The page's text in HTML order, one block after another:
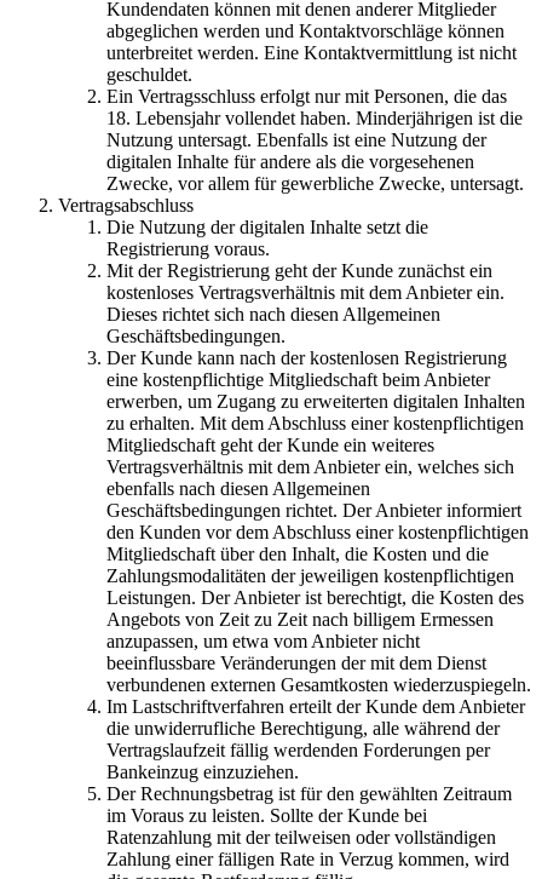
Kundendaten können mit denen anderer Mitglieder
abgeglichen werden und Kontaktvorschläge können
unterbreitet werden. Eine Kontaktvermittlung ist nicht
geschuldet.
Ein Vertragsschluss erfolgt nur mit Personen, die das
18. Lebensjahr vollendet haben. Minderjährigen ist die
Nutzung untersagt. Ebenfalls ist eine Nutzung der
digitalen Inhalte für andere als die vorgesehenen
Zwecke, vor allem für gewerbliche Zwecke, untersagt.
Vertragsabschluss
Die Nutzung der digitalen Inhalte setzt die
Registrierung voraus.
Mit der Registrierung geht der Kunde zunächst ein
kostenloses Vertragsverhältnis mit dem Anbieter ein.
Dieses richtet sich nach diesen Allgemeinen
Geschäftsbedingungen.
Der Kunde kann nach der kostenlosen Registrierung
eine kostenpflichtige Mitgliedschaft beim Anbieter
erwerben, um Zugang zu erweiterten digitalen Inhalten
zu erhalten. Mit dem Abschluss einer kostenpflichtigen
Mitgliedschaft geht der Kunde ein weiteres
Vertragsverhältnis mit dem Anbieter ein, welches sich
ebenfalls nach diesen Allgemeinen
Geschäftsbedingungen richtet. Der Anbieter informiert
den Kunden vor dem Abschluss einer kostenpflichtigen
Mitgliedschaft über den Inhalt, die Kosten und die
Zahlungsmodalitäten der jeweiligen kostenpflichtigen
Leistungen. Der Anbieter ist berechtigt, die Kosten des
Angebots von Zeit zu Zeit nach billigem Ermessen
anzupassen, um etwa vom Anbieter nicht
beeinflussbare Veränderungen der mit dem Dienst
verbundenen externen Gesamtkosten wiederzuspiegeln.
Im Lastschriftverfahren erteilt der Kunde dem Anbieter
die unwiderrufliche Berechtigung, alle während der
Vertragslaufzeit fällig werdenden Forderungen per
Bankeinzug einzuziehen.
Der Rechnungsbetrag ist für den gewählten Zeitraum
im Voraus zu leisten. Sollte der Kunde bei
Ratenzahlung mit der teilweisen oder vollständigen
Zahlung einer fälligen Rate in Verzug kommen, wird